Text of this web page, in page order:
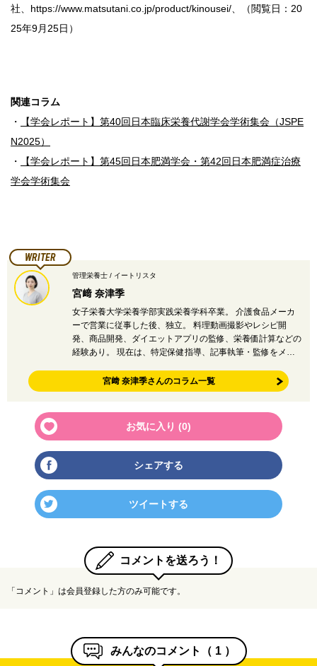
社、https://www.matsutani.co.jp/product/kinousei/、（閲覧日：20
25年9月25日）
関連コラム
・
【学会レポート】第40回日本臨床栄養代謝学会学術集会（JSPE
N2025）
・
【学会レポート】第45回日本肥満学会・第42回日本肥満症治療
学会学術集会
WRITER
管理栄養士 / イートリスタ
宮﨑 奈津季
女子栄養大学栄養学部実践栄養学科卒業。 介護食品メーカ
ーで営業に従事した後、独立。 料理動画撮影やレシピ開
発、商品開発、ダイエットアプリの監修、栄養価計算などの
経験あり。 現在は、特定保健指導、記事執筆・監修をメ…
宮﨑 奈津季さんのコラム一覧
お気に入り (0)
シェアする
ツイートする
コメントを送ろう！
「コメント」は会員登録した方のみ可能です。
みんなのコメント（ 1 ）